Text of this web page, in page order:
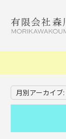
月別アーカイブ: